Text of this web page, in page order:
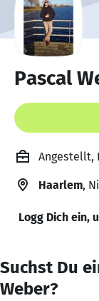
Pascal
Angestellt,
Haarlem,
Logg Dich ein,
Suchst Du
Weber?